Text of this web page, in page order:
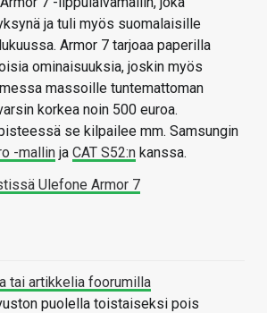
ja tuli myös suomalaisille
Armor 7 tarjoaa paperilla
ominaisuuksia, joskin myös
massoille tuntemattoman
korkea noin 500 euroa.
se kilpailee mm. Samsungin
-mallin ja CAT S52:n kanssa.
Ulefone Armor 7
tai artikkelia foorumilla
puolella toistaiseksi pois